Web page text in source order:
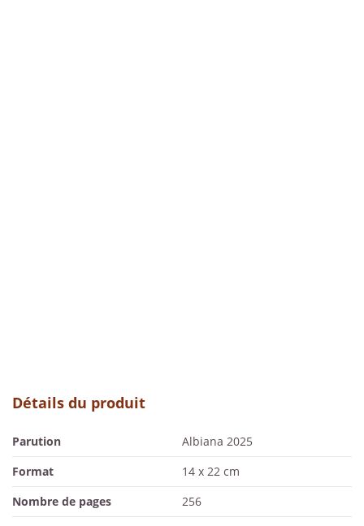
Détails du produit
Parution
Albiana 2025
Format
14 x 22 cm
Nombre de pages
256